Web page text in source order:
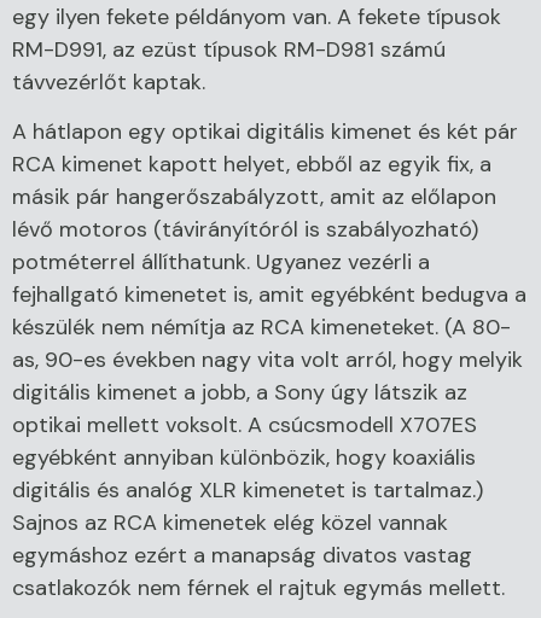
egy ilyen fekete példányom van. A fekete típusok
RM-D991, az ezüst típusok RM-D981 számú
távvezérlőt kaptak.
A hátlapon egy optikai digitális kimenet és két pár
RCA kimenet kapott helyet, ebből az egyik fix, a
másik pár hangerőszabályzott, amit az előlapon
lévő motoros (távirányítóról is szabályozható)
potméterrel állíthatunk. Ugyanez vezérli a
fejhallgató kimenetet is, amit egyébként bedugva a
készülék nem némítja az RCA kimeneteket. (A 80-
as, 90-es években nagy vita volt arról, hogy melyik
digitális kimenet a jobb, a Sony úgy látszik az
optikai mellett voksolt. A csúcsmodell X707ES
egyébként annyiban különbözik, hogy koaxiális
digitális és analóg XLR kimenetet is tartalmaz.)
Sajnos az RCA kimenetek elég közel vannak
egymáshoz ezért a manapság divatos vastag
csatlakozók nem férnek el rajtuk egymás mellett.